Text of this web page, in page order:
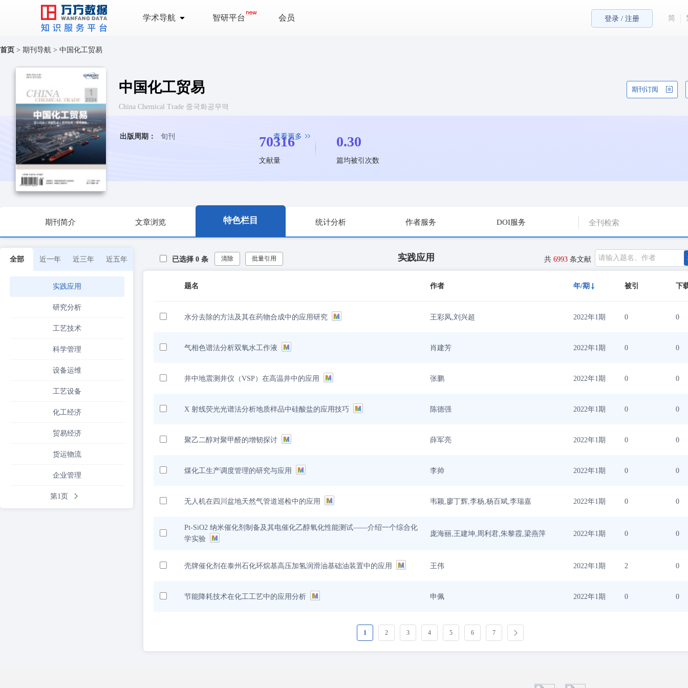
学术导航 智研平台 会员 登录 / 注册 简
首页 > 期刊导航 > 中国化工贸易
中国化工贸易 期刊订阅
China Chemical Trade 중국화공무역
出版周期： 旬刊 查看更多
70316
文献量
0.30
篇均被引次数
期刊简介 文章浏览 特色栏目 统计分析 作者服务 DOI服务
全部 近一年 近三年 近五年
实践应用
研究分析
工艺技术
科学管理
设备运维
工艺设备
化工经济
贸易经济
货运物流
企业管理
第1页
已选择 0 条 清除 批量引用 实践应用 共 6993 条文献
题名 作者 年/期 被引 下
水分去除的方法及其在药物合成中的应用研究 王彩凤,刘兴超 2022年1期 0 0
气相色谱法分析双氧水工作液 肖建芳 2022年1期 0 0
井中地震测井仪（VSP）在高温井中的应用 张鹏 2022年1期 0 0
X 射线荧光光谱法分析地质样品中硅酸盐的应用技巧 陈德强 2022年1期 0 0
聚乙二醇对聚甲醛的增韧探讨 薛军亮 2022年1期 0 0
煤化工生产调度管理的研究与应用 李帅 2022年1期 0 0
无人机在四川盆地天然气管道巡检中的应用 韦颖,廖丁辉,李杨,杨百斌,李瑞嘉 2022年1期 0 0
Pt-SiO2 纳米催化剂制备及其电催化乙醇氧化性能测试——介绍一个综合化
学实验
庞海丽,王建坤,周利君,朱黎霞,梁燕萍 2022年1期 0 0
壳牌催化剂在泰州石化环烷基高压加氢润滑油基础油装置中的应用 王伟 2022年1期 2 0
节能降耗技术在化工工艺中的应用分析 申佩 2022年1期 0 0
1 2 3 4 5 6 7